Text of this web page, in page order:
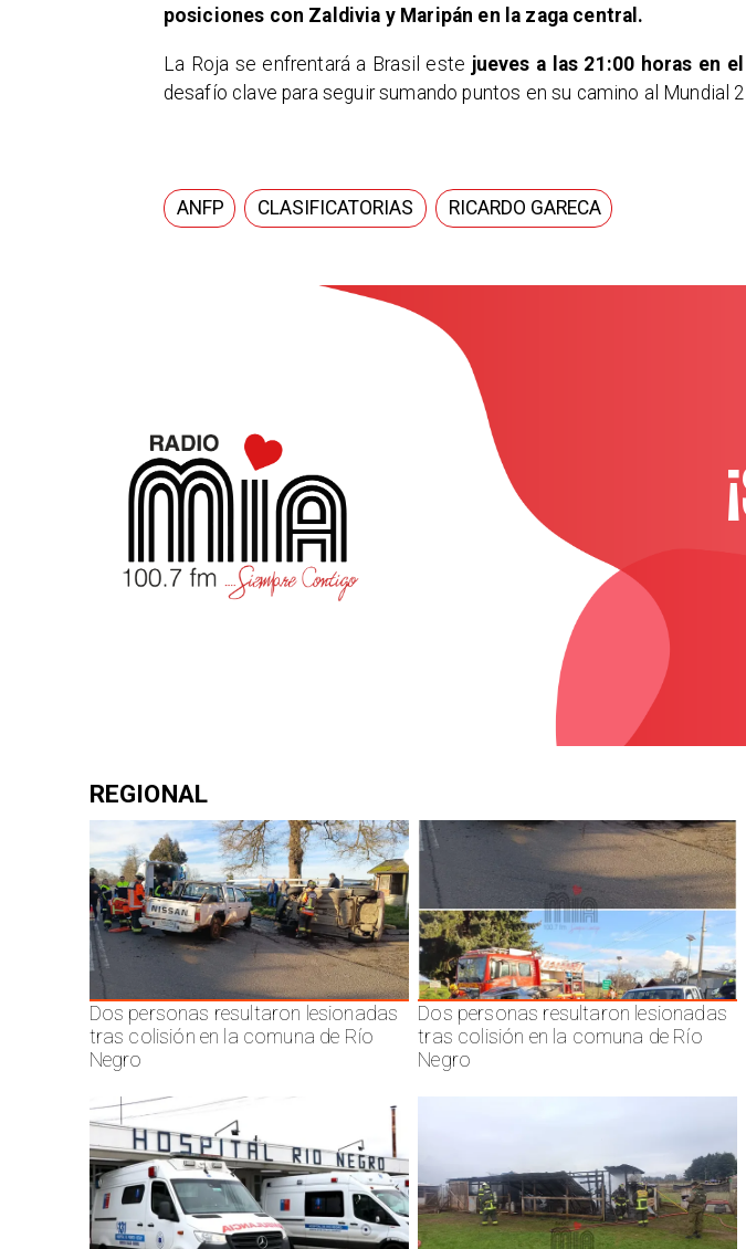
posiciones con Zaldivia y Maripán en la zaga central.
La Roja se enfrentará a Brasil este jueves a las 21:00 horas en
desafío clave para seguir sumando puntos en su camino al Mundial
ANFP CLASIFICATORIAS RICARDO GARECA
REGIONAL
Dos personas resultaron lesionadas
tras colisión en la comuna de Río
Negro
Dos personas resultaron lesionadas
tras colisión en la comuna de Río
Negro